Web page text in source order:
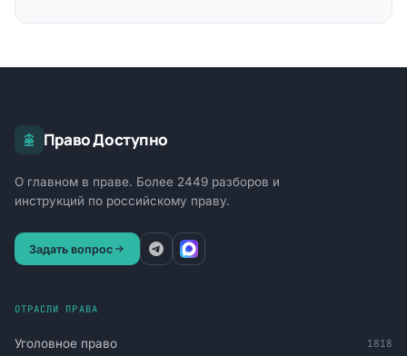
Право Доступно
О главном в праве. Более 2449 разборов и
инструкций по российскому праву.
Задать вопрос
ОТРАСЛИ ПРАВА
Уголовное право 1818